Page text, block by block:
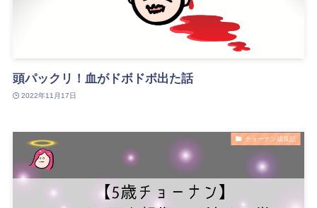
頭パックリ！血がドボドボ出た話
2022年11月17日
チョーナン成長記